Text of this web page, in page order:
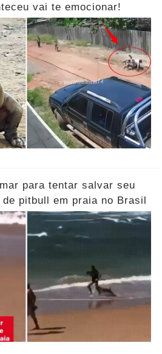
vai te emocionar!
para tentar salvar seu
pitbull em praia no Brasil